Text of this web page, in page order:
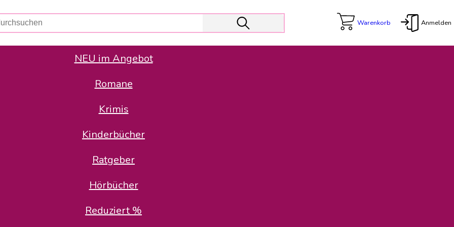
Warenkorb Anmelden
NEU im Angebot
Romane
Krimis
Kinderbücher
Ratgeber
Hörbücher
Reduziert %
Avus Buch & Medien GmbH
zurück: Karl-Otto Binder übernimmt die Geschäftsführung. Er wird unterstützt von den Prokuristen Kerstin Walter und Kai
welche die AVUS langfristig begleiten möchten, freut sich das operative Management auf die Weiterentwicklung
in der Schanzenstr. 13, 51063 Köln und führt dort den operativen Betrieb in gewohntem Umfang fort.
Rufnummern und E-Mail- Adressen erreichbar.